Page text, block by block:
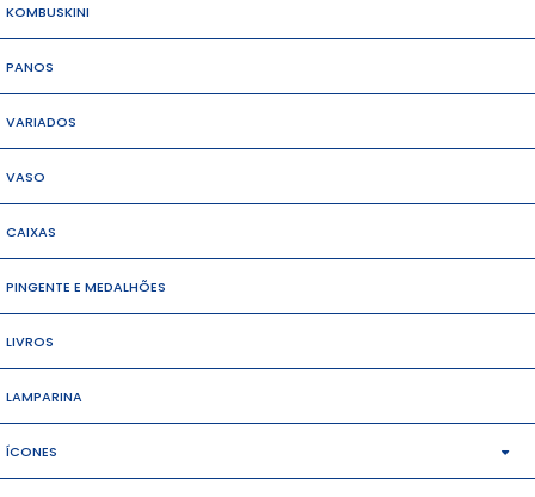
KOMBUSKINI
PANOS
VARIADOS
VASO
CAIXAS
PINGENTE E MEDALHÕES
LIVROS
LAMPARINA
ÍCONES